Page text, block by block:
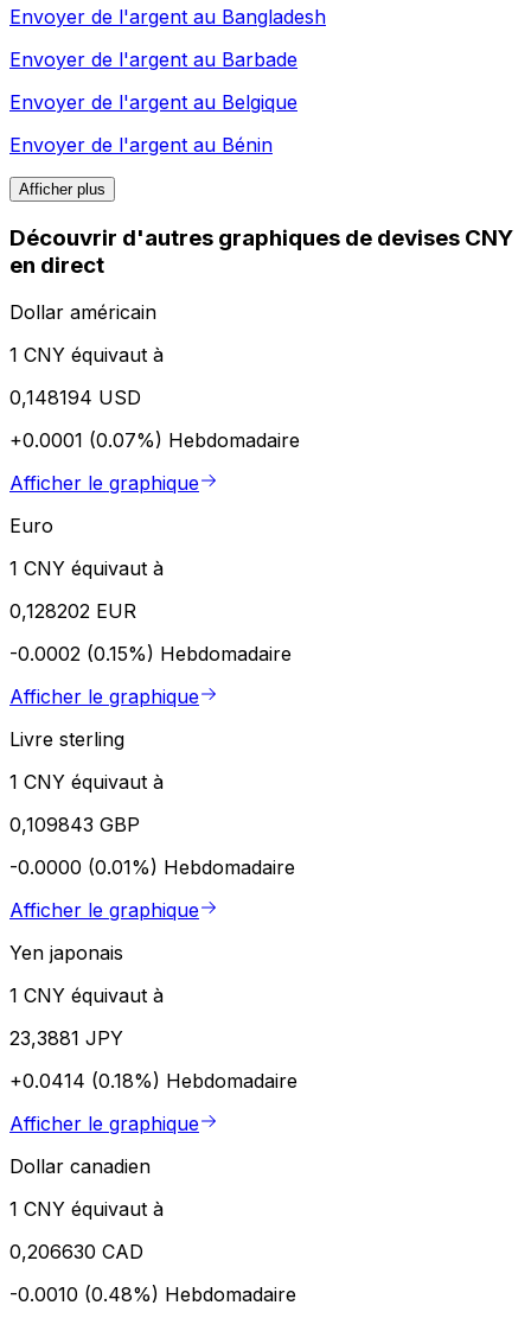
Envoyer de l'argent au Bangladesh
Envoyer de l'argent au Barbade
Envoyer de l'argent au Belgique
Envoyer de l'argent au Bénin
Afficher plus
Découvrir d'autres graphiques de devises CNY
en direct
Dollar américain
1 CNY équivaut à
0,148194 USD
+0.0001 (0.07%) Hebdomadaire
Afficher le graphique
Euro
1 CNY équivaut à
0,128202 EUR
-0.0002 (0.15%) Hebdomadaire
Afficher le graphique
Livre sterling
1 CNY équivaut à
0,109843 GBP
-0.0000 (0.01%) Hebdomadaire
Afficher le graphique
Yen japonais
1 CNY équivaut à
23,3881 JPY
+0.0414 (0.18%) Hebdomadaire
Afficher le graphique
Dollar canadien
1 CNY équivaut à
0,206630 CAD
-0.0010 (0.48%) Hebdomadaire